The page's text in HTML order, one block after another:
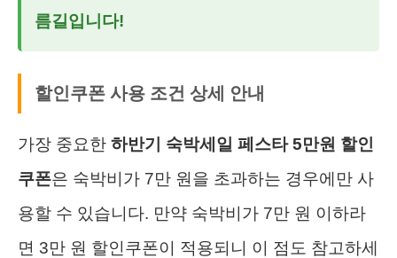
름길입니다!
할인쿠폰 사용 조건 상세 안내
가장 중요한 하반기 숙박세일 페스타 5만원 할인
쿠폰은 숙박비가 7만 원을 초과하는 경우에만 사
용할 수 있습니다. 만약 숙박비가 7만 원 이하라
면 3만 원 할인쿠폰이 적용되니 이 점도 참고하세